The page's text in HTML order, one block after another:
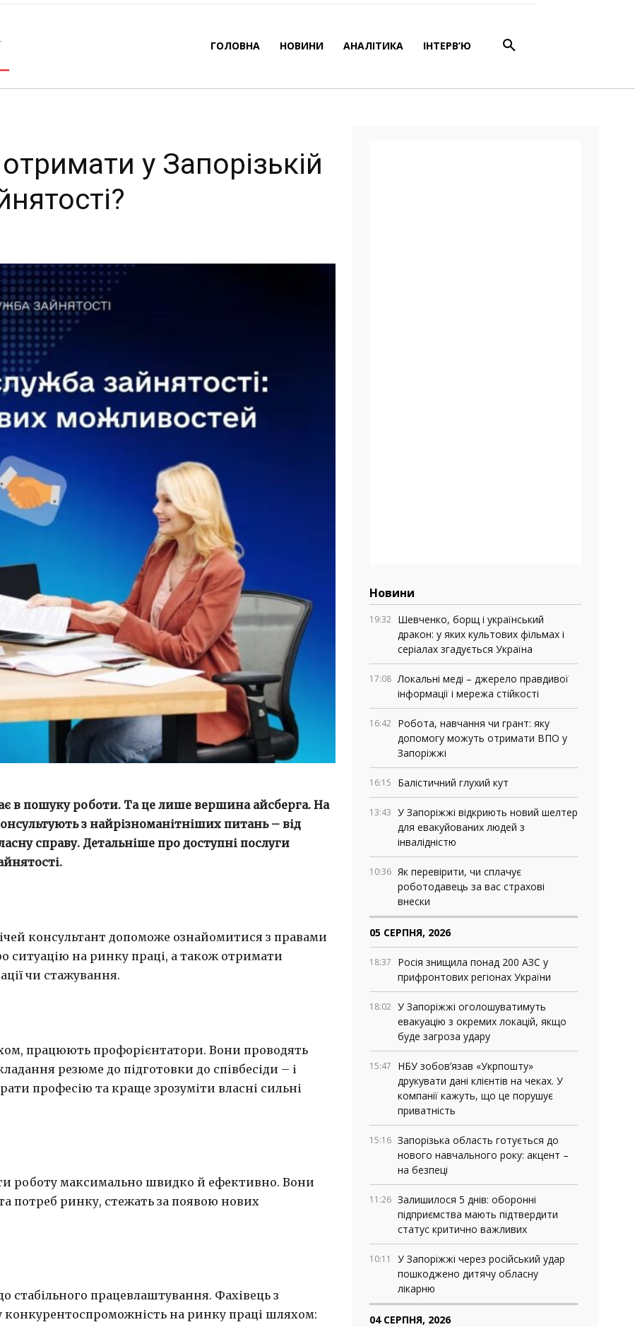
ГОЛОВНА НОВИНИ АНАЛІТИКА ІНТЕРВ’Ю
службі зайнятості?
у Запорізькій
в пошуку роботи. Та це лише вершина айсберга. На
з найрізноманітніших питань – від
справу. Детальніше про доступні послуги
консультант допоможе ознайомитися з правами
ситуацію на ринку праці, а також отримати
чи стажування.
працюють профорієнтатори. Вони проводять
резюме до підготовки до співбесіди – і
професію та краще зрозуміти власні сильні
роботу максимально швидко й ефективно. Вони
потреб ринку, стежать за появою нових
працевлаштування. Фахівець з
на ринку праці шляхом:
Новини
19:32 Шевченко, борщ і український
дракон: у яких культових фільмах і
серіалах згадується Україна
17:08 Локальні меді – джерело правдивої
інформації і мережа стійкості
16:42 Робота, навчання чи грант: яку
допомогу можуть отримати ВПО у
Запоріжжі
16:15 Балістичний глухий кут
13:43 У Запоріжжі відкриють новий шелтер
для евакуйованих людей з
інвалідністю
10:36 Як перевірити, чи сплачує
роботодавець за вас страхові
внески
05 СЕРПНЯ, 2026
18:37
Росія знищила понад 200 АЗС у
прифронтових регіонах України
18:02 У Запоріжжі оголошуватимуть
евакуацію з окремих локацій, якщо
буде загроза удару
15:47
НБУ зобов’язав «Укрпошту»
друкувати дані клієнтів на чеках. У
компанії кажуть, що це порушує
приватність
15:16 Запорізька область готується до
нового навчального року: акцент –
на безпеці
11:26 Залишилося 5 днів: оборонні
підприємства мають підтвердити
статус критично важливих
10:11
У Запоріжжі через російський удар
пошкоджено дитячу обласну
лікарню
04 СЕРПНЯ, 2026